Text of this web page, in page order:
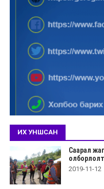
ИХ УНШСАН
Саарал
олборлолт
2019-11-12